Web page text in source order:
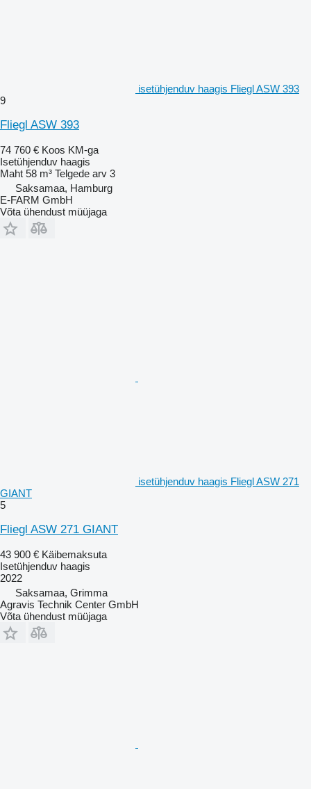
isetühjenduv haagis Fliegl ASW 393
9
Fliegl ASW 393
74 760 € Koos KM-ga
Isetühjenduv haagis
Maht 58 m³ Telgede arv 3
Saksamaa, Hamburg
E-FARM GmbH
Võta ühendust müüjaga
isetühjenduv haagis Fliegl ASW 271
GIANT
5
Fliegl ASW 271 GIANT
43 900 € Käibemaksuta
Isetühjenduv haagis
2022
Saksamaa, Grimma
Agravis Technik Center GmbH
Võta ühendust müüjaga